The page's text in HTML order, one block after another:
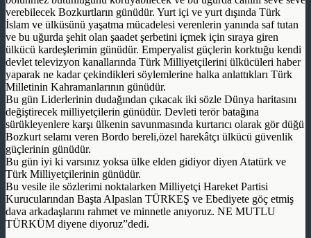
verebilecek Bozkurtların günüdür. Yurt içi ve yurt dışında Türk
İslam ve ülküsünü yaşatma mücadelesi verenlerin yanında saf tutan
ve bu uğurda şehit olan şaadet şerbetini içmek için sıraya giren
ülkücü kardeşlerimin günüdür. Emperyalist güçlerin korktuğu kendi
devlet televizyon kanallarında Türk Milliyetçilerini ülkücüleri haber
yaparak ne kadar çekindikleri söylemlerine halka anlattıkları Türk
Milletinin Kahramanlarının günüdür.
Bu gün Liderlerinin dudağından çıkacak iki sözle Dünya haritasını
değiştirecek milliyetçilerin günüdür. Devleti terör batağına
sürükleyenlere karşı ülkenin savunmasında kurtarıcı olarak gör düğü
Bozkurt selamı veren Bordo bereli,özel harekâtçı ülkücü güvenlik
güçlerinin günüdür.
Bu gün iyi ki varsınız yoksa ülke elden gidiyor diyen Atatürk ve
Türk Milliyetçilerinin günüdür.
Bu vesile ile sözlerimi noktalarken Milliyetçi Hareket Partisi
Kurucularından Başta Alpaslan TÜRKEŞ ve Ebediyete göç etmiş
dava arkadaşlarını rahmet ve minnetle anıyoruz. NE MUTLU
TÜRKÜM diyene diyoruz”dedi.